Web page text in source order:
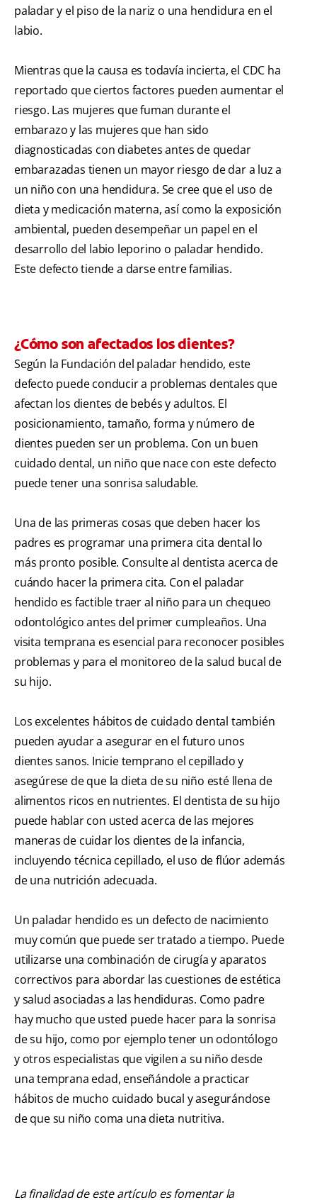
paladar y el piso de la nariz o una hendidura en el
labio.
Mientras que la causa es todavía incierta, el CDC ha
reportado que ciertos factores pueden aumentar el
riesgo. Las mujeres que fuman durante el
embarazo y las mujeres que han sido
diagnosticadas con diabetes antes de quedar
embarazadas tienen un mayor riesgo de dar a luz a
un niño con una hendidura. Se cree que el uso de
dieta y medicación materna, así como la exposición
ambiental, pueden desempeñar un papel en el
desarrollo del labio leporino o paladar hendido.
Este defecto tiende a darse entre familias.
¿Cómo son afectados los dientes?
Según la Fundación del paladar hendido, este
defecto puede conducir a problemas dentales que
afectan los dientes de bebés y adultos. El
posicionamiento, tamaño, forma y número de
dientes pueden ser un problema. Con un buen
cuidado dental, un niño que nace con este defecto
puede tener una sonrisa saludable.
Una de las primeras cosas que deben hacer los
padres es programar una primera cita dental lo
más pronto posible. Consulte al dentista acerca de
cuándo hacer la primera cita. Con el paladar
hendido es factible traer al niño para un chequeo
odontológico antes del primer cumpleaños. Una
visita temprana es esencial para reconocer posibles
problemas y para el monitoreo de la salud bucal de
su hijo.
Los excelentes hábitos de cuidado dental también
pueden ayudar a asegurar en el futuro unos
dientes sanos. Inicie temprano el cepillado y
asegúrese de que la dieta de su niño esté llena de
alimentos ricos en nutrientes. El dentista de su hijo
puede hablar con usted acerca de las mejores
maneras de cuidar los dientes de la infancia,
incluyendo técnica cepillado, el uso de flúor además
de una nutrición adecuada.
Un paladar hendido es un defecto de nacimiento
muy común que puede ser tratado a tiempo. Puede
utilizarse una combinación de cirugía y aparatos
correctivos para abordar las cuestiones de estética
y salud asociadas a las hendiduras. Como padre
hay mucho que usted puede hacer para la sonrisa
de su hijo, como por ejemplo tener un odontólogo
y otros especialistas que vigilen a su niño desde
una temprana edad, enseñándole a practicar
hábitos de mucho cuidado bucal y asegurándose
de que su niño coma una dieta nutritiva.
La finalidad de este artículo es fomentar la